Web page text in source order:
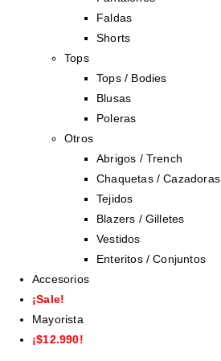
Faldas
Shorts
Tops
Tops / Bodies
Blusas
Poleras
Otros
Abrigos / Trench
Chaquetas / Cazadoras
Tejidos
Blazers / Gilletes
Vestidos
Enteritos / Conjuntos
Accesorios
¡Sale!
Mayorista
¡$12.990!